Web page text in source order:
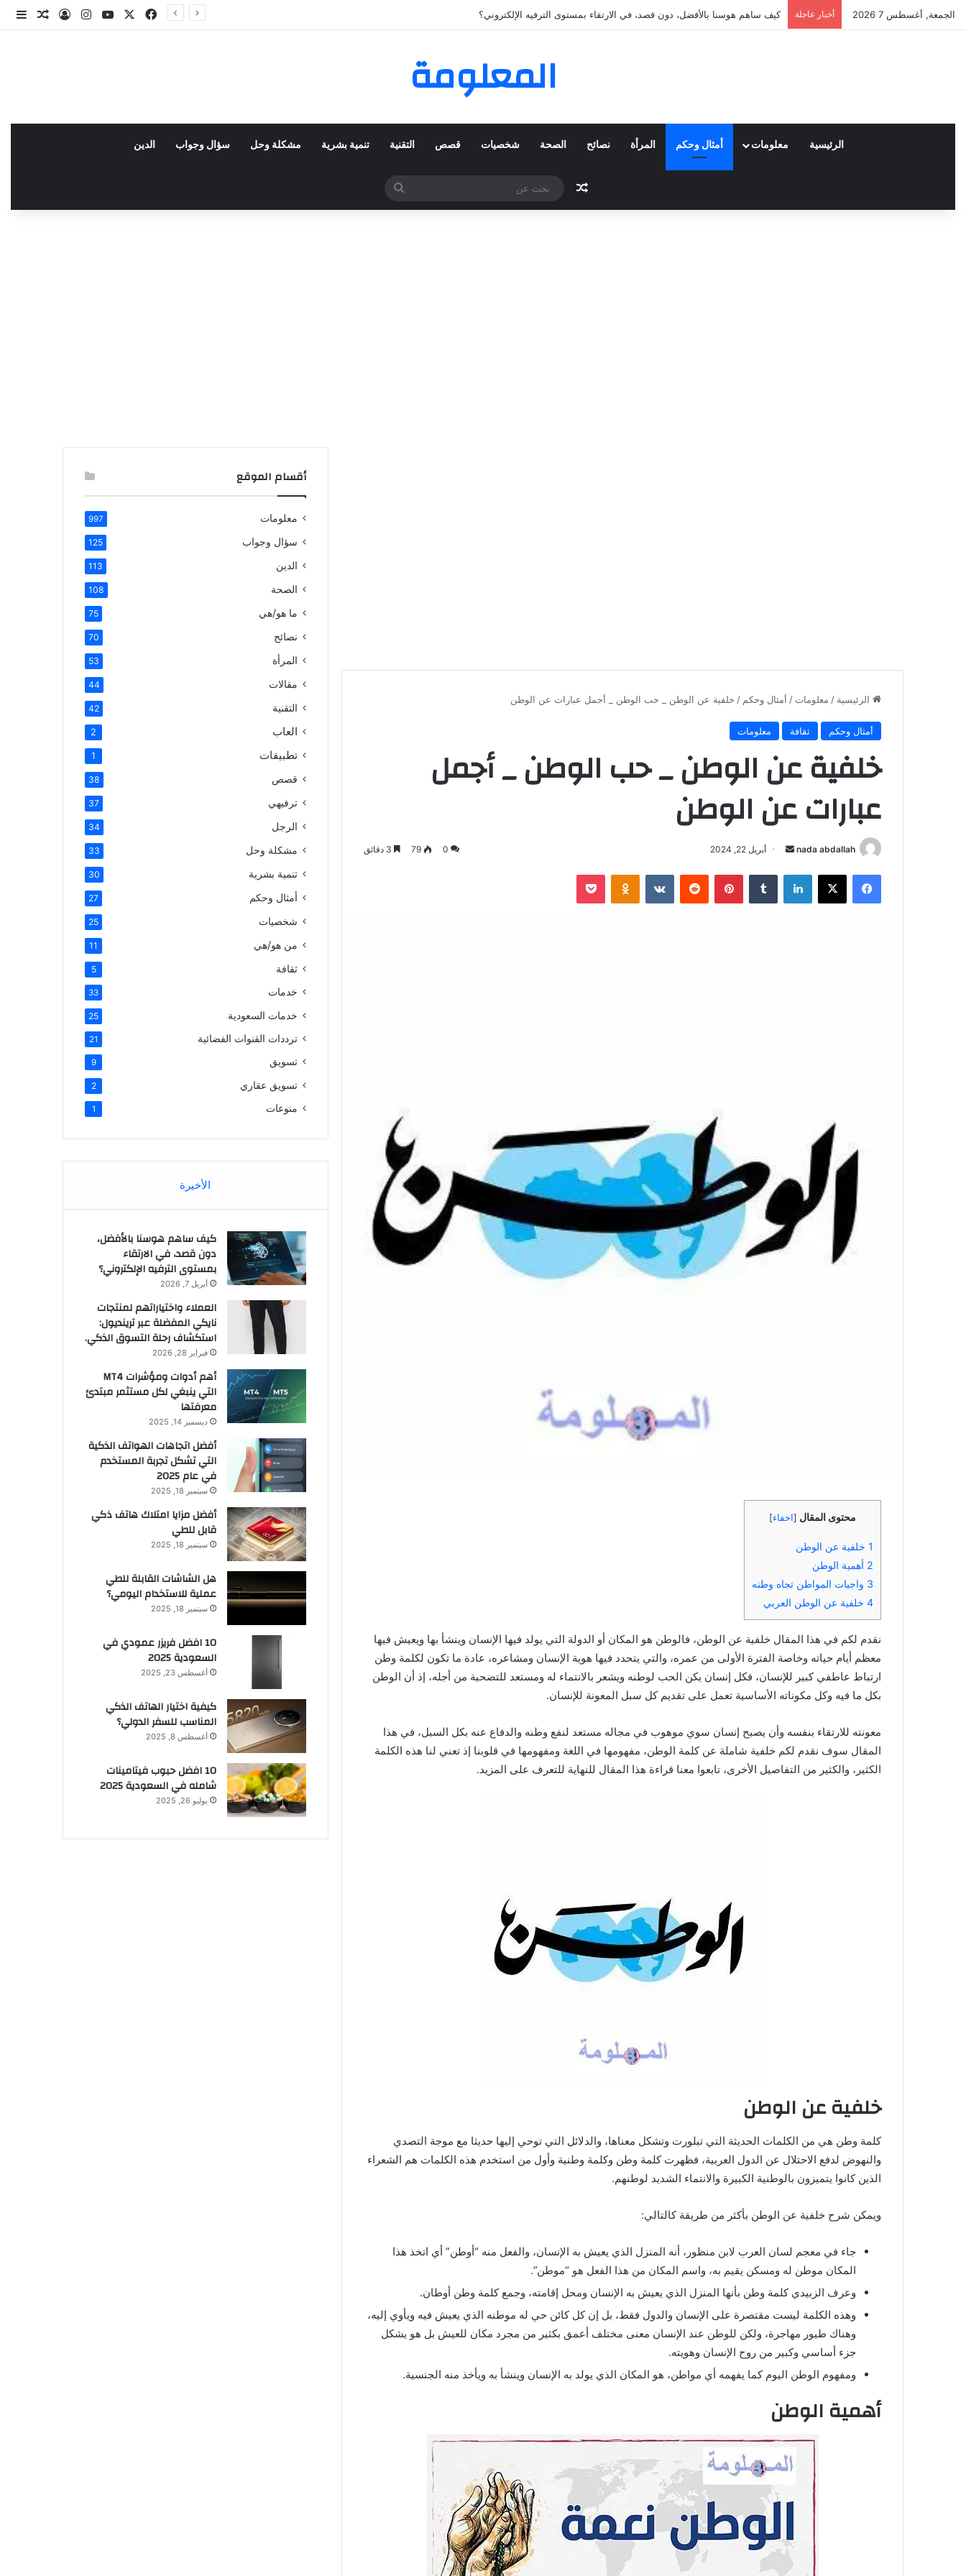
الجمعة, أغسطس 7 2026 أخبار عاجلة العملاء واختياراتهم لمنتجات نايكي المفضلة عبر ترينديول: استكشاف رحلة التسوق الذكي. فيسبوك يوتيوبانستقرام
تسجيلمقال
المعلومة
الرئيسية معلومات أمثال وحكم المرأة نصائح الصحة شخصيات قصص التقنية تنمية بشرية مشكلة وحل سؤال وجواب الدين
مقال عشوائي
بحث
عن
الرئيسية / معلومات / أمثال وحكم / خلفية عن الوطن _ حب الوطن _ أجمل عبارات عن الوطن
أمثال وحكم ثقافة معلومات
خلفية عن الوطن _ حب الوطن _ أجمل
عبارات عن الوطن
nada abdallah
أرسل
إلكترونيا
أبريل 22, 2024 0
79
فيسبوك X لينكدإن بينتيريست Odnoklassniki
بوكيت
محتوى المقال [اخفاء]
1 خلفية عن الوطن
2 أهمية الوطن
3 واجبات المواطن تجاه وطنه
4 خلفية عن الوطن العربي
نقدم لكم في هذا المقال خلفية عن الوطن، فالوطن هو المكان أو الدولة التي يولد فيها الإنسان وينشأ بها ويعيش فيها
معظم أيام حياته وخاصة الفترة الأولى من عمره، والتي يتحدد فيها هوية الإنسان ومشاعره، عادة ما تكون لكلمة وطن
ارتباط عاطفي كبير للإنسان، فكل إنسان يكن الحب لوطنه ويشعر بالانتماء له ومستعد للتضحية من أجله، إذ أن الوطن
بكل ما فيه وكل مكوناته الأساسية تعمل على تقديم كل سبل المعونة للإنسان.
معونته للارتقاء بنفسه وأن يصبح إنسان سوي موهوب في مجاله مستعد لنفع وطنه والدفاع عنه بكل السبل، في هذا
المقال سوف نقدم لكم خلفية شاملة عن كلمة الوطن، مفهومها في اللغة ومفهومها في قلوبنا إذ تعني لنا هذه الكلمة
الكثير، والكثير من التفاصيل الأخرى، تابعوا معنا قراءة هذا المقال للنهاية للتعرف على المزيد.
خلفية عن الوطن
كلمة وطن هي من الكلمات الحديثة التي تبلورت وتشكل معناها، والدلائل التي توحي إليها حديثا مع موجة التصدي
والنهوض لدفع الاحتلال عن الدول العربية، فظهرت كلمة وطن وكلمة وطنية وأول من استخدم هذه الكلمات هم الشعراء
الذين كانوا يتميزون بالوطنية الكبيرة والانتماء الشديد لوطنهم.
ويمكن شرح خلفية عن الوطن بأكثر من طريقة كالتالي:
جاء في معجم لسان العرب لابن منظور، أنه المنزل الذي يعيش به الإنسان، والفعل منه “أوطن” أي اتخذ هذا
المكان موطن له ومسكن يقيم به، واسم المكان من هذا الفعل هو “موطن”.
وعرف الزبيدي كلمة وطن بأنها المنزل الذي يعيش به الإنسان ومحل إقامته، وجمع كلمة وطن أوطان.
وهذه الكلمة ليست مقتصرة على الإنسان والدول فقط، بل إن كل كائن حي له موطنه الذي يعيش فيه ويأوي إليه،
وهناك طيور مهاجرة، ولكن للوطن عند الإنسان معنى مختلف أعمق بكثير من مجرد مكان للعيش بل هو يشكل
جزء أساسي وكبير من روح الإنسان وهويته.
ومفهوم الوطن اليوم كما يفهمه أي مواطن، هو المكان الذي يولد به الإنسان وينشأ به ويأخذ منه الجنسية.
أهمية الوطن
أقسام الموقع
معلومات 997
سؤال وجواب 125
الدين 113
الصحة 108
ما هو/هي 75
نصائح 70
المرأة 53
مقالات 44
التقنية 42
العاب 2
تطبيقات 1
قصص 38
ترفيهي 37
الرجل 34
مشكلة وحل 33
تنمية بشرية 30
أمثال وحكم 27
شخصيات 25
من هو/هي 11
ثقافة 5
خدمات 33
خدمات السعودية 25
ترددات القنوات الفضائية 21
تسويق 9
تسويق عقاري 2
منوعات 1
الأخيرة
كيف ساهم هوسنا بالأفضل،
دون قصد، في الارتقاء
بمستوى الترفيه الإلكتروني؟
أبريل 7, 2026
العملاء واختياراتهم لمنتجات
نايكي المفضلة عبر ترينديول:
استكشاف رحلة التسوق الذكي.
فبراير 28, 2026
أهم أدوات ومؤشرات MT4
التي ينبغي لكل مستثمر مبتدئ
معرفتها
ديسمبر 14, 2025
أفضل اتجاهات الهواتف الذكية
التي تشكل تجربة المستخدم
في عام 2025
سبتمبر 18, 2025
أفضل مزايا امتلاك هاتف ذكي
قابل للطي
سبتمبر 18, 2025
هل الشاشات القابلة للطي
عملية للاستخدام اليومي؟
سبتمبر 18, 2025
10 افضل فريزر عمودي​ في
السعودية​ 2025
أغسطس 23, 2025
كيفية اختيار الهاتف الذكي
المناسب للسفر الدولي؟
أغسطس 8, 2025
10 افضل حبوب فيتامينات
شامله​ في السعودية 2025
يوليو 26, 2025